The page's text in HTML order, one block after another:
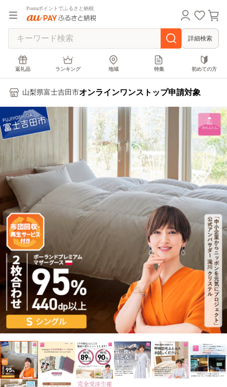
Pontaポイントでふるさと納税
詳細検索
返礼品 ランキング 地域 特集 初めての方
山梨県富士吉田市オンラインワンストップ申請対象